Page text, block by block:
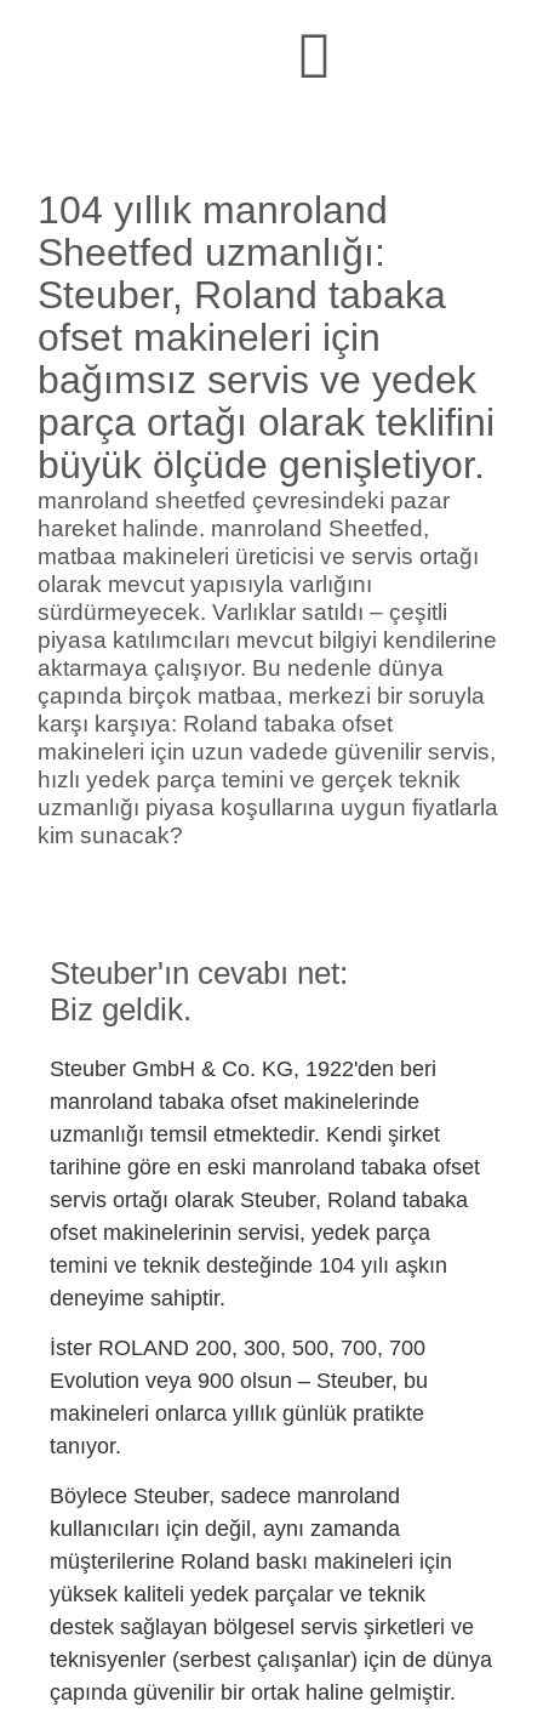
104 yıllık manroland
Sheetfed uzmanlığı:
Steuber, Roland tabaka
ofset makineleri için
bağımsız servis ve yedek
parça ortağı olarak teklifini
büyük ölçüde genişletiyor.
manroland sheetfed çevresindeki pazar
hareket halinde. manroland Sheetfed,
matbaa makineleri üreticisi ve servis ortağı
olarak mevcut yapısıyla varlığını
sürdürmeyecek. Varlıklar satıldı – çeşitli
piyasa katılımcıları mevcut bilgiyi kendilerine
aktarmaya çalışıyor. Bu nedenle dünya
çapında birçok matbaa, merkezi bir soruyla
karşı karşıya: Roland tabaka ofset
makineleri için uzun vadede güvenilir servis,
hızlı yedek parça temini ve gerçek teknik
uzmanlığı piyasa koşullarına uygun fiyatlarla
kim sunacak?
Steuber'ın cevabı net:
Biz geldik.
Steuber GmbH & Co. KG, 1922'den beri
manroland tabaka ofset makinelerinde
uzmanlığı temsil etmektedir. Kendi şirket
tarihine göre en eski manroland tabaka ofset
servis ortağı olarak Steuber, Roland tabaka
ofset makinelerinin servisi, yedek parça
temini ve teknik desteğinde 104 yılı aşkın
deneyime sahiptir.
İster ROLAND 200, 300, 500, 700, 700
Evolution veya 900 olsun – Steuber, bu
makineleri onlarca yıllık günlük pratikte
tanıyor.
Böylece Steuber, sadece manroland
kullanıcıları için değil, aynı zamanda
müşterilerine Roland baskı makineleri için
yüksek kaliteli yedek parçalar ve teknik
destek sağlayan bölgesel servis şirketleri ve
teknisyenler (serbest çalışanlar) için de dünya
çapında güvenilir bir ortak haline gelmiştir.